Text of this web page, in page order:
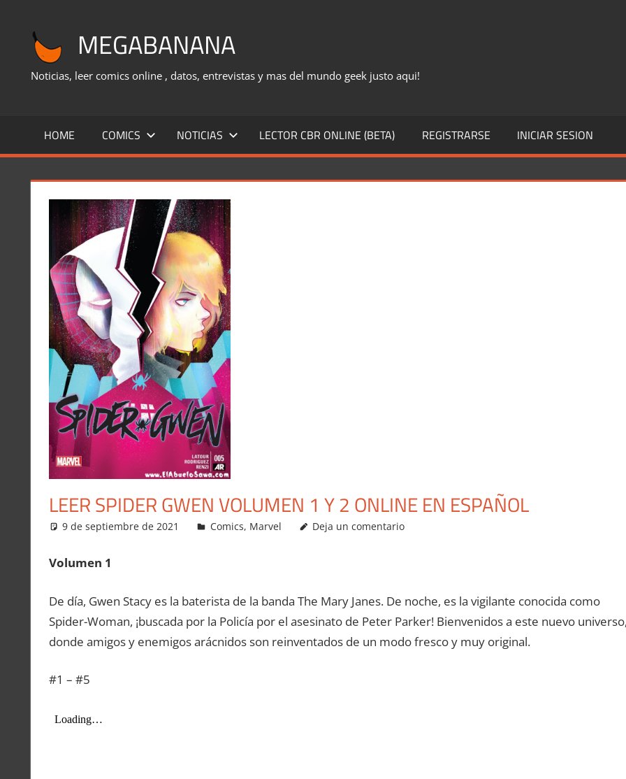
contenido
MEGABANANA
Noticias, leer comics online , datos, entrevistas y mas del mundo geek justo aqui!
HOME COMICS NOTICIAS LECTOR CBR ONLINE (BETA) REGISTRARSE INICIAR SESION
LEER SPIDER GWEN VOLUMEN 1 Y 2 ONLINE EN ESPAÑOL
9 de septiembre de 2021 Carlitox Banana
Comics, Marvel Deja un comentario
Volumen 1
De día, Gwen Stacy es la baterista de la banda The Mary Janes. De noche, es la vigilante conocida como
Spider-Woman, ¡buscada por la Policía por el asesinato de Peter Parker! Bienvenidos a este nuevo universo,
donde amigos y enemigos arácnidos son reinventados de un modo fresco y muy original.
#1 – #5